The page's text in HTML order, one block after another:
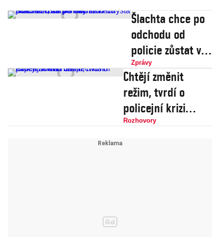
Šlachta chce po
odchodu od
policie zůstat ve
státních
službách, do
politiky se
nechystá
Zprávy
Chtějí změnit
režim, tvrdí o
policejní krizi
bezpečnostní
Rozhovory